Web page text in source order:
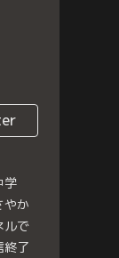
学
やか
ルで
終了